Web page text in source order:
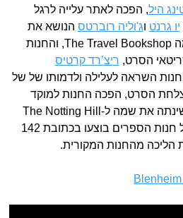
היל, הפכה לאתר עלייה לרגל
יו גרנט וג'וליה רוברטס הנושא את
שם השכונה. בעבר היה שמה The Travel Bookshop, והחנות
הסרט, ריצ’רד קרטיס
השראה לעלילה ולדמותו של של
הסרט, הפכה החנות למוקד
תיירותי, ובשלב מסוים גם שינתה את שמה ל-The Notting Hill
Bookshop. צילומי החוץ של חנות הספרים בוצעו בכתובת 142